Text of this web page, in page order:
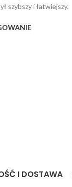
szybszy i łatwiejszy.
I DOSTAWA